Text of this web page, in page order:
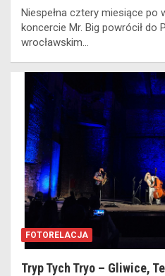
Niespełna cztery miesiące po
koncercie Mr. Big powrócił do
wrocławskim…
FOTORELACJA
Tryp Tych Tryo – Gliwice,